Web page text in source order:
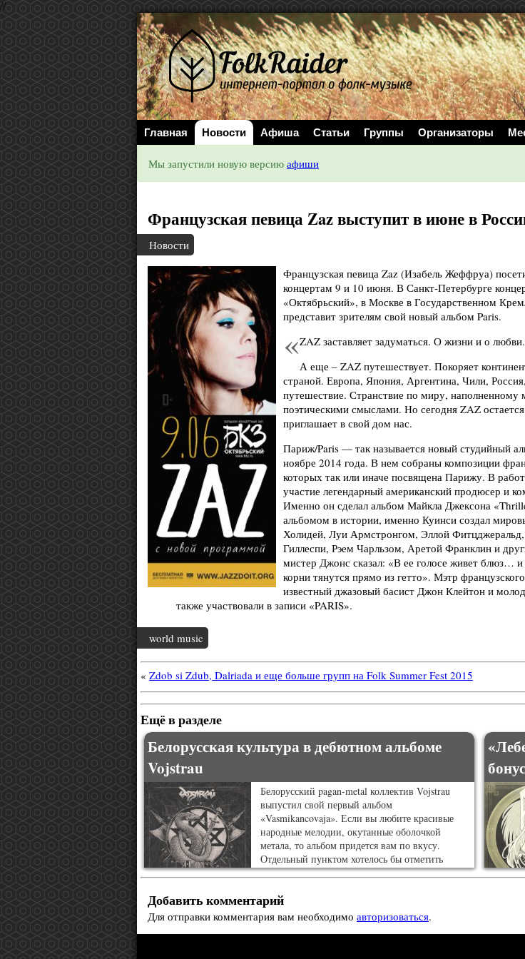
//
Главная Новости Афиша Статьи Группы Организаторы
Мы запустили новую версию афиши
Французская певица Zaz выступит в июне в
Новости
Французская певица Zaz (Изабель Жеффруа)
концертам 9 и 10 июня. В Санкт-Петербурге
«Октябрьский», в Москве в Государственном
представит зрителям свой новый альбом Paris.
ZAZ заставляет задуматься. О жизни и о любви.
А еще – ZAZ путешествует. Покоряет
страной. Европа, Япония, Аргентина, Чили,
путешествие. Странствие по миру,
поэтическими смыслами. Но сегодня ZAZ
приглашает в свой дом нас.
Париж/Paris — так называется новый студийный
ноябре 2014 года. В нем собраны композиции
которых так или иначе посвящена Парижу. В
участие легендарный американский продюсер и
Именно он сделал альбом Майкла Джексона
альбомом в истории, именно Куинси создал
Холидей, Луи Армстронгом, Эллой
Гиллеспи, Рэем Чарльзом, Аретой Франклин и
мистер Джонс сказал: «В ее голосе живет блюз… и
корни тянутся прямо из гетто». Мэтр
известный джазовый басист Джон Клейтон и
также участвовали в записи «PARIS».
world music
« Zdob si Zdub, Dalriada и еще больше групп на Folk Summer Fest 2015
Ещё в разделе
Белорусская культура в дебютном альбоме
Vojstrau
Белорусский pagan-metal коллектив Vojstrau
выпустил свой первый альбом
«Vasmikancovaja». Если вы любите красивые
народные мелодии, окутанные оболочкой
метала, то альбом придется вам по вкусу.
Отдельный пунктом хотелось бы отметить
исполнение на белорусском языке, что придает
Добавить комментарий
Для отправки комментария вам необходимо авторизоваться.